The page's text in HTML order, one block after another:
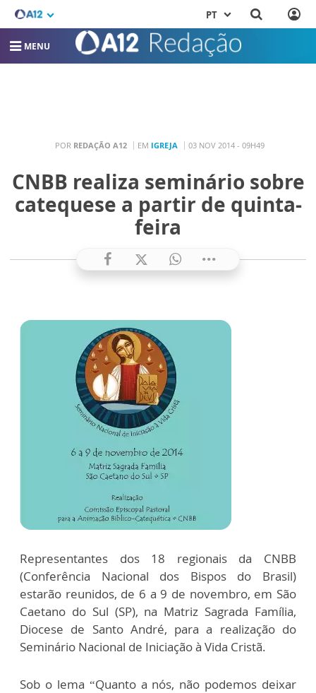
PT
MENU
POR REDAÇÃO A12 EM IGREJA 03 NOV 2014 - 09H49
CNBB realiza seminário sobre
catequese a partir de quinta-
feira
Representantes dos 18 regionais da CNBB
(Conferência Nacional dos Bispos do Brasil)
estarão reunidos, de 6 a 9 de novembro, em São
Caetano do Sul (SP), na Matriz Sagrada Família,
Diocese de Santo André, para a realização do
Seminário Nacional de Iniciação à Vida Cristã.
Sob o lema “Quanto a nós, não podemos deixar